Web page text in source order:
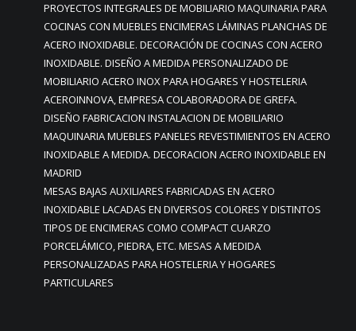
PROYECTOS INTEGRALES DE MOBILIARIO MAQUINARIA PARA
COCINAS CON MUEBLES ENCIMERAS LÁMINAS PLANCHAS DE
ACERO INOXIDABLE. DECORACIÓN DE COCINAS CON ACERO
INOXIDABLE. DISEÑO A MEDIDA PERSONALIZADO DE
MOBILIARIO ACERO INOX PARA HOGARES Y HOSTELERIA
ACEROINNOVA, EMPRESA COLABORADORA DE GREFA.
DISEÑO FABRICACION INSTALACION DE MOBILIARIO
MAQUINARIA MUEBLES PANELES REVESTIMIENTOS EN ACERO
INOXIDABLE A MEDIDA. DECORACION ACERO INOXIDABLE EN
MADRID
MESAS BAJAS AUXILIARES FABRICADAS EN ACERO
INOXIDABLE LACADAS EN DIVERSOS COLORES Y DISTINTOS
TIPOS DE ENCIMERAS COMO COMPACT CUARZO
PORCELÁMICO, PIEDRA, ETC. MESAS A MEDIDA
PERSONALIZADAS PARA HOSTELERIA Y HOGARES
PARTICULARES